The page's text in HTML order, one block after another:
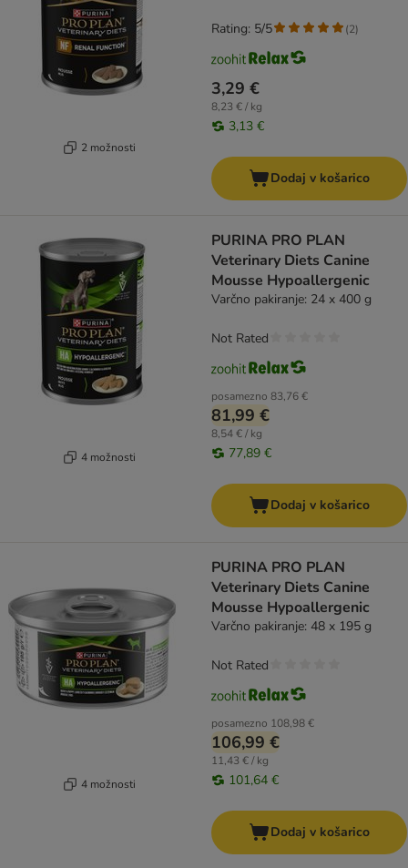
2 možnosti
3,29 €
8,23 € / kg
3,13 €
Rating: 5/5 (2)
Dodaj v košarico
4 možnosti
PURINA PRO PLAN
Veterinary Diets Canine
Mousse Hypoallergenic
Varčno pakiranje: 24 x 400 g
posamezno 83,76 €
81,99 €
8,54 € / kg
77,89 €
Not Rated
Dodaj v košarico
4 možnosti
PURINA PRO PLAN
Veterinary Diets Canine
Mousse Hypoallergenic
Varčno pakiranje: 48 x 195 g
posamezno 108,98 €
106,99 €
11,43 € / kg
101,64 €
Not Rated
Dodaj v košarico